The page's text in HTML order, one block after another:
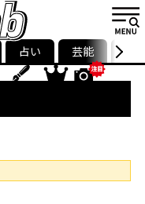
smart最新号
記事一覧ランキング
ストリ
占い 芸能 グル